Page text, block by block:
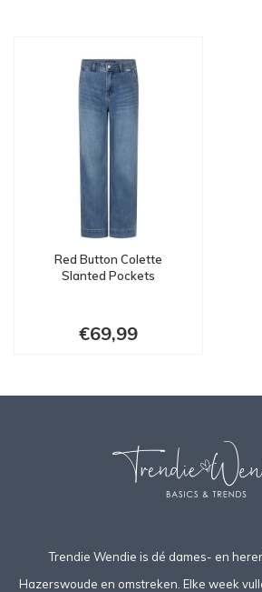
Red Button Colette
Slanted Pockets
€69,99
Trendie Wendie is dé dames- en
Hazerswoude en omstreken. Elke week